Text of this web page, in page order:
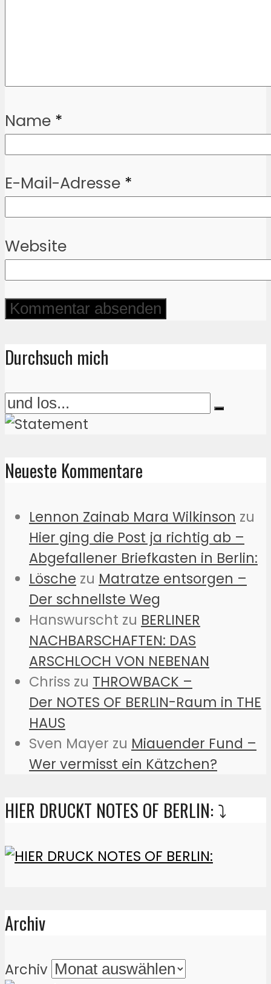
Name *
E-Mail-Adresse *
Website
Durchsuch mich
Neueste Kommentare
Lennon Zainab Mara Wilkinson zu
Hier ging die Post ja richtig ab –
Abgefallener Briefkasten in Berlin:
Lösche zu Matratze entsorgen –
Der schnellste Weg
Hanswurscht zu BERLINER
NACHBARSCHAFTEN: DAS
ARSCHLOCH VON NEBENAN
Chriss zu THROWBACK –
Der NOTES OF BERLIN-Raum in THE
HAUS
Sven Mayer zu Miauender Fund –
Wer vermisst ein Kätzchen?
HIER DRUCKT NOTES OF BERLIN: ⤵️
Archiv
Archiv